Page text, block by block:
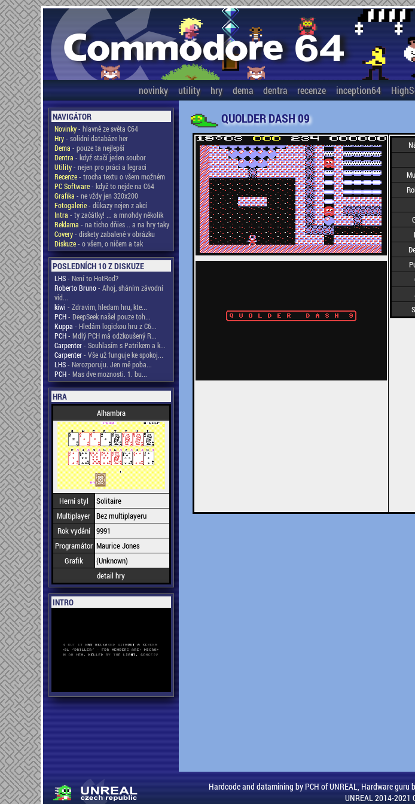
novinky utility hry dema dentra recenze inception64
NAVIGÁTOR
Novinky- hlavně ze světa C64
Hry- solidní databáze her
Dema - pouze ta nejlepší
Dentra - když stačí jeden soubor
Utility- nejen pro práci a legraci
Recenze- trocha textu o všem možném
PC Software- když to nejde na C64
Grafika - ne vždy jen 320x200
Fotogalerie- důkazy nejen z akcí
Intra - ty začátky! ... a mnohdy několik
Reklama - na ticho dňies .. a na hry taky
Covery- diskety zabalené v obrázku
Diskuze- o všem, o ničem a tak
POSLEDNÍCH 10 Z DISKUZE
LHS- Není to HotRod?
Roberto Bruno- Ahoj, sháním závodní
vid...
kiwi - Zdravim, hledam hru, kte...
PCH- DeepSeek našel pouze toh...
Kuppa - Hledám logickou hru z C6...
PCH- Mdlý PCH má odzkoušený R...
Carpenter- Souhlasím s Patrikem a k...
Carpenter- Vše už funguje ke spokoj...
LHS- Nerozporuju. Jen mě poba...
PCH- Mas dve moznosti. 1. bu...
HRA
Alhambra
Herní styl
Solitaire
Multiplayer Bez multiplayeru
Rok vydání 9991
Programátor Maurice Jones
Grafik
(Unknown)
detail hry
INTRO
QUOLDER DASH 09
Hardcode and datamining by PCH of UNREAL, Hardware guru
UNREAL 2014-2021